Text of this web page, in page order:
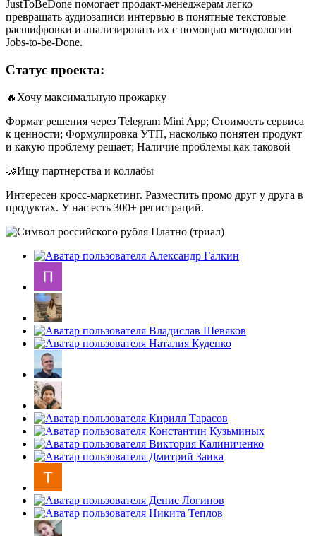
JustToBeDone помогает продакт-менеджерам легко
превращать аудиозаписи интервью в понятные текстовые
расшифровки и анализировать их с помощью методологии
Jobs-to-be-Done.
Статус проекта:
🔥Хочу максимальную прожарку
Формат решения через Telegram Mini App; Стоимость сервиса
к ценности; Формулировка УТП, насколько понятен продукт
и какую проблему решает; Наличие проблемы как таковой
🤝Ищу партнерства и коллабы
Интересен кросс-маркетинг. Разместить промо друг у друга в
продуктах. У нас есть 300+ регистраций.
Платно (триал)